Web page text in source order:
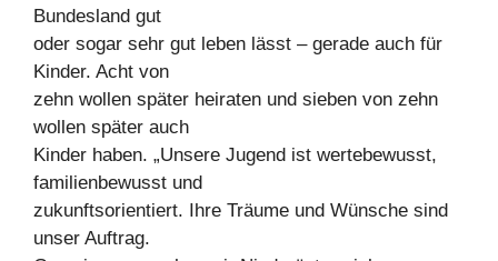
Bundesland gut
oder sogar sehr gut leben lässt – gerade auch für
Kinder. Acht von
zehn wollen später heiraten und sieben von zehn
wollen später auch
Kinder haben. „Unsere Jugend ist wertebewusst,
familienbewusst und
zukunftsorientiert. Ihre Träume und Wünsche sind
unser Auftrag.